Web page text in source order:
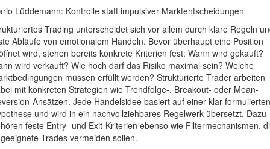
Lüddemann: Kontrolle statt impulsiver Marktentscheidungen
Trading unterscheidet sich vor allem durch klare Regeln
Abläufe von emotionalem Handeln. Bevor überhaupt eine Position
wird, stehen bereits konkrete Kriterien fest: Wann wird gekauft?
wird verkauft? Wie hoch darf das Risiko maximal sein? Welche
müssen erfüllt werden? Strukturierte Trader arbeiten
mit konkreten Strategien wie Trendfolge-, Breakout- oder Mean-
Ansätzen. Jede Handelsidee basiert auf einer klar formulierten
und wird in ein nachvollziehbares Regelwerk übersetzt. Dazu
feste Entry- und Exit-Kriterien ebenso wie Filtermechanismen,
Trades vermeiden sollen.